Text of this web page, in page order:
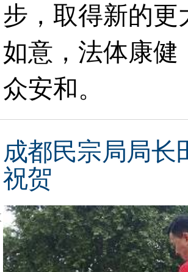
步，取得新的
如意，法体康
众安和。
成都民宗局局长
祝贺